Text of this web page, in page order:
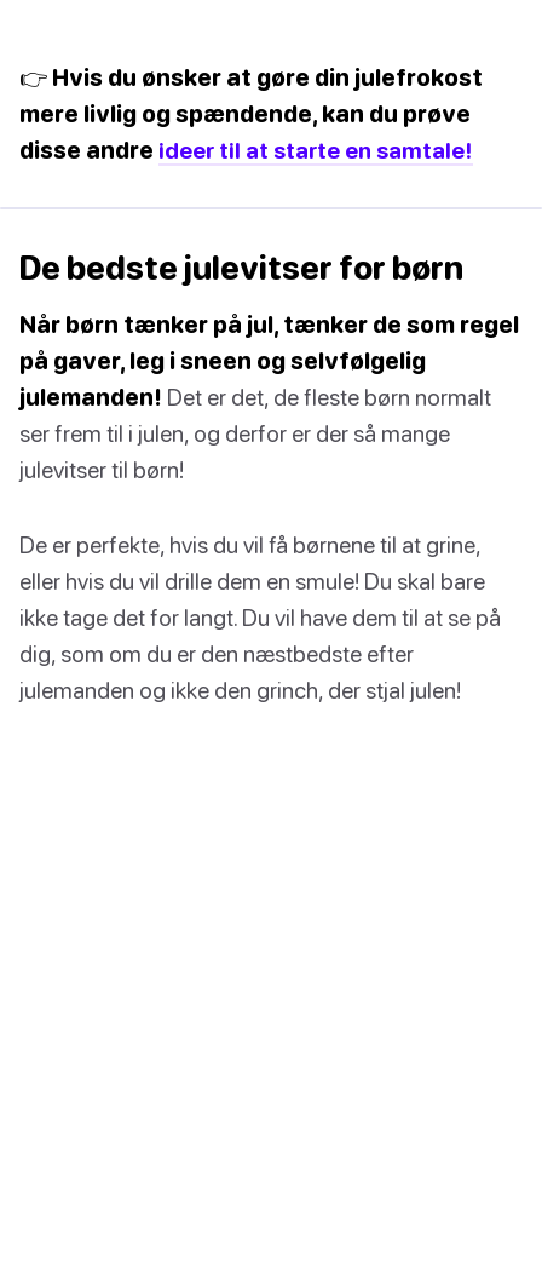
👉 Hvis du ønsker at gøre din julefrokost
mere livlig og spændende, kan du prøve
disse andre ideer til at starte en samtale!
De bedste julevitser for børn
Når børn tænker på jul, tænker de som regel
på gaver, leg i sneen og selvfølgelig
julemanden! Det er det, de fleste børn normalt
ser frem til i julen, og derfor er der så mange
julevitser til børn!
De er perfekte, hvis du vil få børnene til at grine,
eller hvis du vil drille dem en smule! Du skal bare
ikke tage det for langt. Du vil have dem til at se på
dig, som om du er den næstbedste efter
julemanden og ikke den grinch, der stjal julen!